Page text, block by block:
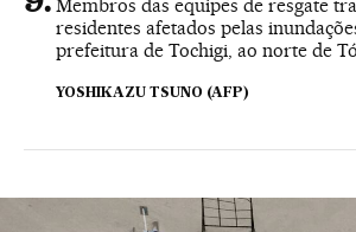
Membros das equipes de resgate
residentes afetados pelas
prefeitura de Tochigi, ao norte de
YOSHIKAZU TSUNO (AFP)